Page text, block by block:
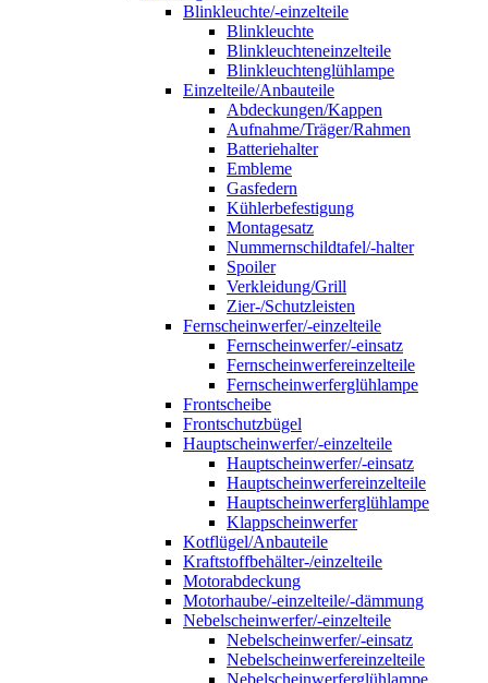
Blinkleuchte/-einzelteile
Blinkleuchte
Blinkleuchteneinzelteile
Blinkleuchtenglühlampe
Einzelteile/Anbauteile
Abdeckungen/Kappen
Aufnahme/Träger/Rahmen
Batteriehalter
Embleme
Gasfedern
Kühlerbefestigung
Montagesatz
Nummernschildtafel/-halter
Spoiler
Verkleidung/Grill
Zier-/Schutzleisten
Fernscheinwerfer/-einzelteile
Fernscheinwerfer/-einsatz
Fernscheinwerfereinzelteile
Fernscheinwerferglühlampe
Frontscheibe
Frontschutzbügel
Hauptscheinwerfer/-einzelteile
Hauptscheinwerfer/-einsatz
Hauptscheinwerfereinzelteile
Hauptscheinwerferglühlampe
Klappscheinwerfer
Kotflügel/Anbauteile
Kraftstoffbehälter-/einzelteile
Motorabdeckung
Motorhaube/-einzelteile/-dämmung
Nebelscheinwerfer/-einzelteile
Nebelscheinwerfer/-einsatz
Nebelscheinwerfereinzelteile
Nebelscheinwerferglühlampe